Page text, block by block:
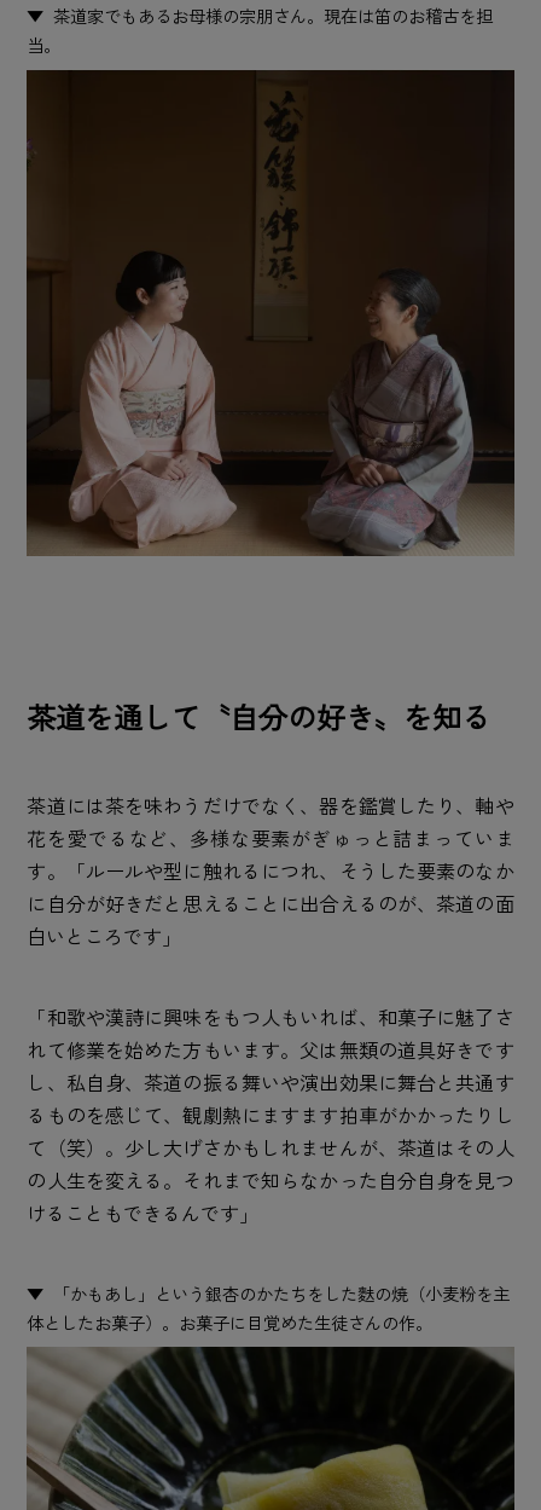
茶道家でもあるお母様の宗朋さん。現在は笛のお稽古を担
当。
茶道を通して〝自分の好き〟を知る
茶道には茶を味わうだけでなく、器を鑑賞したり、軸や
花を愛でるなど、多様な要素がぎゅっと詰まっていま
す。「ルールや型に触れるにつれ、そうした要素のなか
に自分が好きだと思えることに出合えるのが、茶道の面
白いところです」
「和歌や漢詩に興味をもつ人もいれば、和菓子に魅了さ
れて修業を始めた方もいます。父は無類の道具好きです
し、私自身、茶道の振る舞いや演出効果に舞台と共通す
るものを感じて、観劇熱にますます拍車がかかったりし
て（笑）。少し大げさかもしれませんが、茶道はその人
の人生を変える。それまで知らなかった自分自身を見つ
けることもできるんです」
「かもあし」という銀杏のかたちをした麩の焼（小麦粉を主
体としたお菓子）。お菓子に目覚めた生徒さんの作。